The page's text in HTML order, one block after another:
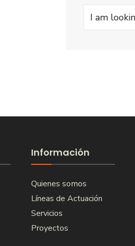
Search
Información
Quienes somos
Líneas de Actuación
Servicios
Proyectos